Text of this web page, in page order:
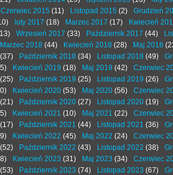
Czerwiec 2015 (11) Listopad 2015 (2) Grudzień
luty 2017 (18) Marzec 2017 (17) Kwiecień
Wrzesień 2017 (33) Październik 2017 (44)
Marzec 2018 (44) Kwiecień 2018 (28) Maj 2018
(37) Październik 2018 (34) Listopad 2018 (49)
Kwiecień 2019 (18) Maj 2019 (42) Czerwiec
(25) Październik 2019 (25) Listopad 2019 (26)
Kwiecień 2020 (53) Maj 2020 (56) Czerwiec
(21) Październik 2020 (27) Listopad 2020 (19)
Kwiecień 2021 (10) Maj 2021 (22) Czerwiec
(17) Październik 2021 (44) Listopad 2021 (36)
Kwiecień 2022 (45) Maj 2022 (24) Czerwiec
(52) Październik 2022 (43) Listopad 2022 (38)
Kwiecień 2023 (31) Maj 2023 (34) Czerwiec
(53) Październik 2023 (74) Listopad 2023 (67)